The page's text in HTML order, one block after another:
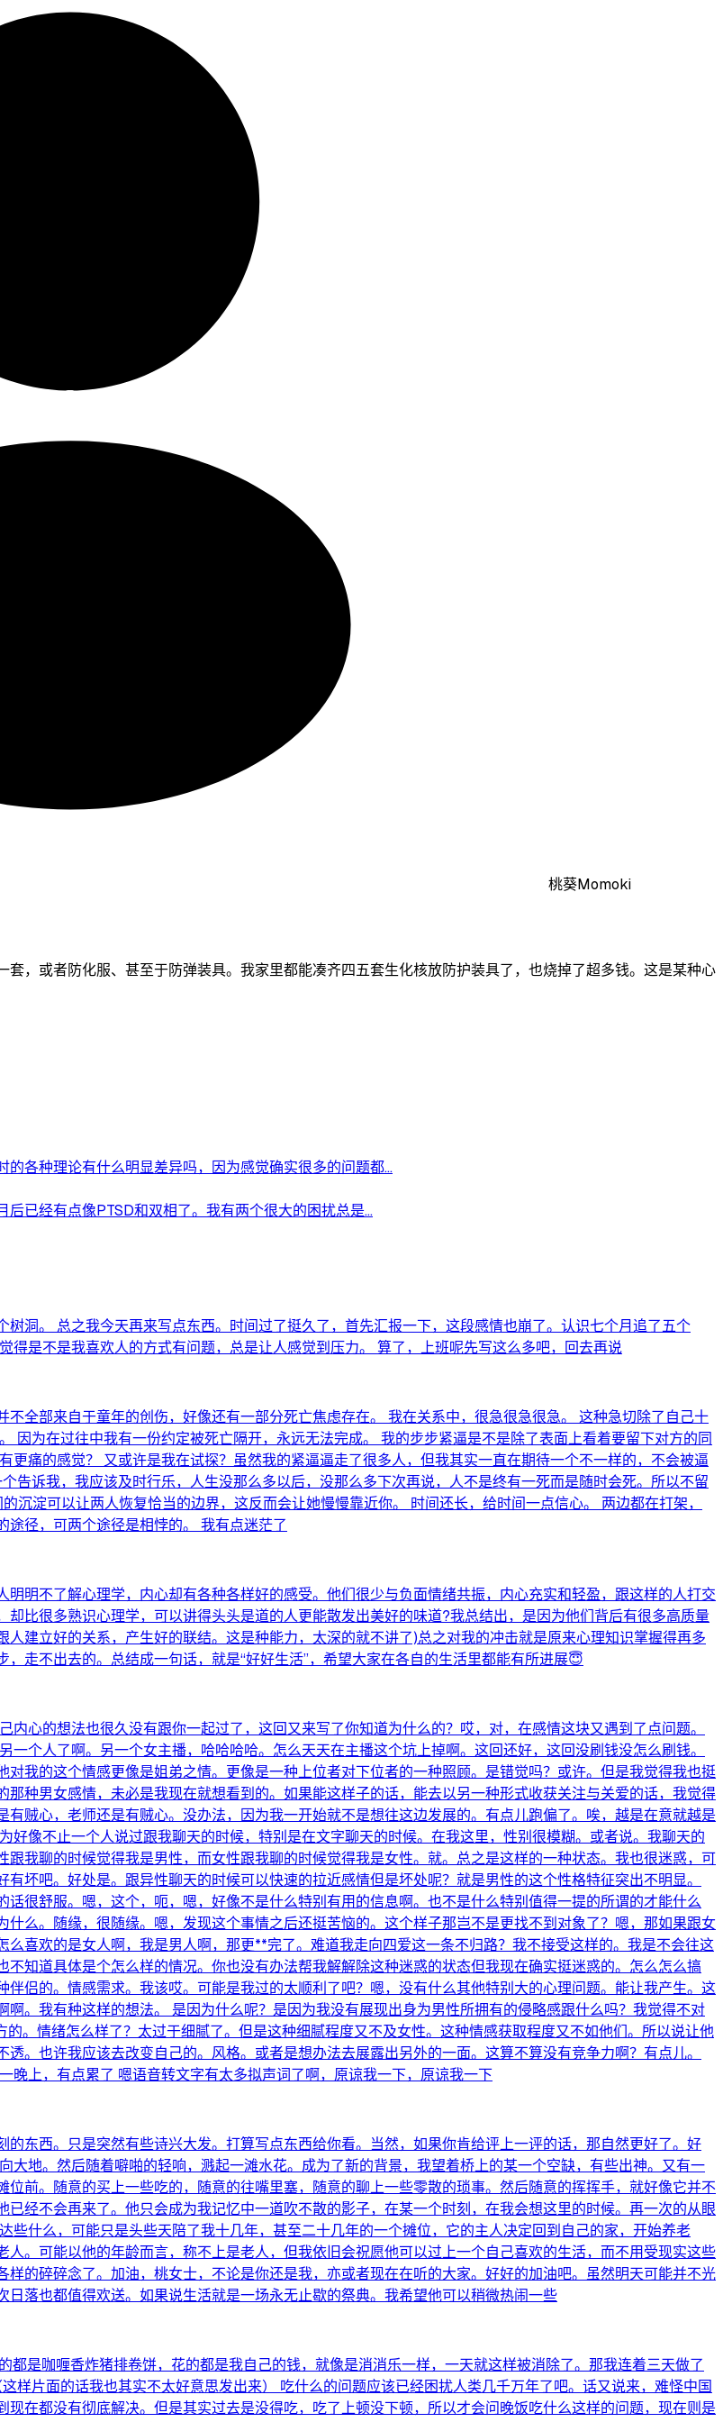
桃葵Momoki
，或者防化服、甚至于防弹装具。我家里都能凑齐四五套生化核放防护装具了，也烧掉了超多钱。这是某种心
各种理论有什么明显差异吗，因为感觉确实很多的问题都...
已经有点像PTSD和双相了。我有两个很大的困扰总是...
洞。 总之我今天再来写点东西。时间过了挺久了，首先汇报一下，这段感情也崩了。认识七个月追了五个
是不是我喜欢人的方式有问题，总是让人感觉到压力。 算了，上班呢先写这么多吧，回去再说
全部来自于童年的创伤，好像还有一部分死亡焦虑存在。 我在关系中，很急很急很急。 这种急切除了自己十
因为在过往中我有一份约定被死亡隔开，永远无法完成。 我的步步紧逼是不是除了表面上看着要留下对方的同
痛的感觉？ 又或许是我在试探？虽然我的紧逼逼走了很多人，但我其实一直在期待一个不一样的，不会被逼
告诉我，我应该及时行乐，人生没那么多以后，没那么多下次再说，人不是终有一死而是随时会死。所以不留
淀可以让两人恢复恰当的边界，这反而会让她慢慢靠近你。 时间还长，给时间一点信心。 两边都在打架，
径，可两个途径是相悖的。 我有点迷茫了
明不了解心理学，内心却有各种各样好的感受。他们很少与负面情绪共振，内心充实和轻盈，跟这样的人打交
比很多熟识心理学，可以讲得头头是道的人更能散发出美好的味道?我总结出，是因为他们背后有很多高质量
建立好的关系，产生好的联结。这是种能力，太深的就不讲了)总之对我的冲击就是原来心理知识掌握得再多
走不出去的。总结成一句话，就是“好好生活”，希望大家在各自的生活里都能有所进展😇
心的想法也很久没有跟你一起过了，这回又来写了你知道为什么的？哎，对，在感情这块又遇到了点问题。
个人了啊。另一个女主播，哈哈哈哈。怎么天天在主播这个坑上掉啊。这回还好，这回没刷钱没怎么刷钱。
我的这个情感更像是姐弟之情。更像是一种上位者对下位者的一种照顾。是错觉吗？或许。但是我觉得我也挺
种男女感情，未必是我现在就想看到的。如果能这样子的话，能去以另一种形式收获关注与关爱的话，我觉得
贼心，老师还是有贼心。没办法，因为我一开始就不是想往这边发展的。有点儿跑偏了。唉，越是在意就越是
像不止一个人说过跟我聊天的时候，特别是在文字聊天的时候。在我这里，性别很模糊。或者说。我聊天的
我聊的时候觉得我是男性，而女性跟我聊的时候觉得我是女性。就。总之是这样的一种状态。我也很迷惑，可
坏吧。好处是。跟异性聊天的时候可以快速的拉近感情但是坏处呢？就是男性的这个性格特征突出不明显。
很舒服。嗯，这个，呃，嗯，好像不是什么特别有用的信息啊。也不是什么特别值得一提的所谓的才能什么
么。随缘，很随缘。嗯，发现这个事情之后还挺苦恼的。这个样子那岂不是更找不到对象了？嗯，那如果跟女
喜欢的是女人啊，我是男人啊，那更**完了。难道我走向四爱这一条不归路？我不接受这样的。我是不会往这
知道具体是个怎么样的情况。你也没有办法帮我解解除这种迷惑的状态但我现在确实挺迷惑的。怎么怎么搞
侣的。情感需求。我该哎。可能是我过的太顺利了吧？嗯，没有什么其他特别大的心理问题。能让我产生。这
。我有种这样的想法。 是因为什么呢？是因为我没有展现出身为男性所拥有的侵略感跟什么吗？我觉得不对
。情绪怎么样了？太过于细腻了。但是这种细腻程度又不及女性。这种情感获取程度又不如他们。所以说让他
。也许我应该去改变自己的。风格。或者是想办法去展露出另外的一面。这算不算没有竞争力啊？有点儿。
上，有点累了 嗯语音转文字有太多拟声词了啊，原谅我一下，原谅我一下
东西。只是突然有些诗兴大发。打算写点东西给你看。当然，如果你肯给评上一评的话，那自然更好了。好
地。然后随着噼啪的轻响，溅起一滩水花。成为了新的背景，我望着桥上的某一个空缺，有些出神。又有一
前。随意的买上一些吃的，随意的往嘴里塞，随意的聊上一些零散的琐事。然后随意的挥挥手，就好像它并不
经不会再来了。他只会成为我记忆中一道吹不散的影子，在某一个时刻，在我会想这里的时候。再一次的从眼
什么，可能只是头些天陪了我十几年，甚至二十几年的一个摊位，它的主人决定回到自己的家，开始养老
。可能以他的年龄而言，称不上是老人，但我依旧会祝愿他可以过上一个自己喜欢的生活，而不用受现实这些
的碎碎念了。加油，桃女士，不论是你还是我，亦或者现在在听的大家。好好的加油吧。虽然明天可能并不光
落也都值得欢送。如果说生活就是一场永无止歇的祭典。我希望他可以稍微热闹一些
是咖喱香炸猪排卷饼，花的都是我自己的钱，就像是消消乐一样，一天就这样被消除了。那我连着三天做了
样片面的话我也其实不太好意思发出来） 吃什么的问题应该已经困扰人类几千万年了吧。话又说来，难怪中国
在都没有彻底解决。但是其实过去是没得吃，吃了上顿没下顿，所以才会问晚饭吃什么这样的问题，现在则是